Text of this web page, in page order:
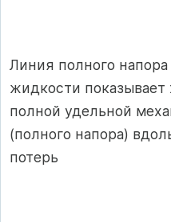
Линия полного
жидкости
полной удельной
(полного напора)
потерь